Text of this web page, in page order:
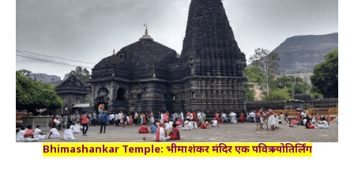
Bhimashankar Temple: भीमाशंकर मंदिर एक पवित्र ज्योतिर्लिंग